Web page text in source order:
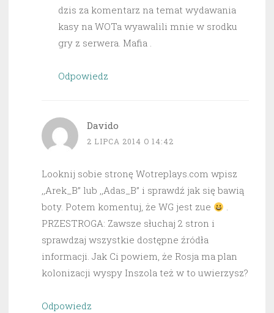
dzis za komentarz na temat wydawania
kasy na WOTa wyawalili mnie w srodku
gry z serwera. Mafia .
Odpowiedz
Davido
2 LIPCA 2014 O 14:42
Looknij sobie stronę Wotreplays.com wpisz
,,Arek_B” lub ,,Adas_B” i sprawdź jak się bawią
boty. Potem komentuj, że WG jest zue
.
PRZESTROGA: Zawsze słuchaj 2 stron i
sprawdzaj wszystkie dostępne źródła
informacji. Jak Ci powiem, że Rosja ma plan
kolonizacji wyspy Inszola też w to uwierzysz?
Odpowiedz